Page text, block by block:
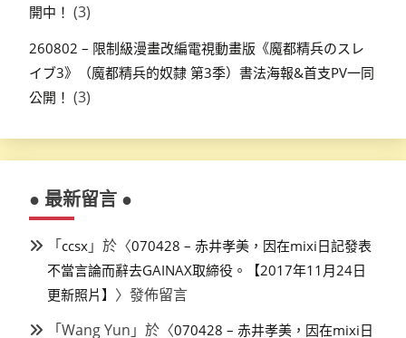
開中！ (3)
260802 – 限制級漫畫改編電視動畫版《魔都精兵のスレ
イブ3》（魔都精兵的奴隸 第3季）書法海報&首支PV一同
公開！ (3)
● 最新留言 ●
「ccsx 」於〈070428 – 赤井孝美，因在mixi日記發表
不當言論而辭去GAINAX取締役。【2017年11月24日
更新照片】 〉發佈留言
「Wang Yun 」於〈070428 – 赤井孝美，因在mixi日